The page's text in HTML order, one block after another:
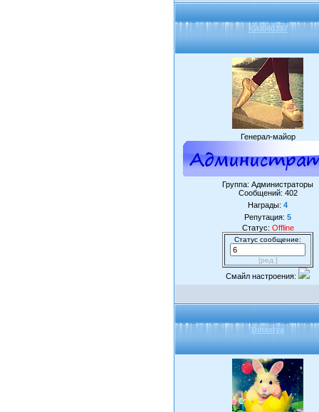
KAI040397
Генерал-майор
Группа: Администраторы
Сообщений: 402
Награды: 4
Репутация: 5
Статус: Offline
Статус сообщение:
[ред.]
Смайл настроения:
Dinastya